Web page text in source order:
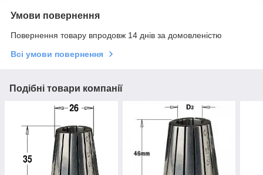
Умови повернення
Повернення товару впродовж 14 днів за домовленістю
Всі умови повернення
Подібні товари компанії